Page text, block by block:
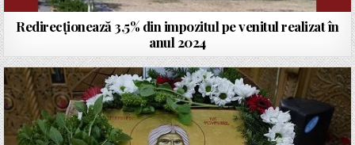
Redirecționează 3,5% din impozitul pe venitul realizat în
anul 2024